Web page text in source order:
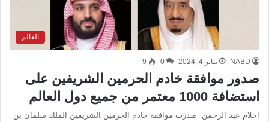
العالم
NABD يناير 4, 2024 0
9
صدور موافقة خادم الحرمين الشريفين على
استضافة 1000 معتمر من جميع دول العالم
احلام عبد الرحمن صدرت موافقة خادم الحرمين الشريفين الملك سلمان بن